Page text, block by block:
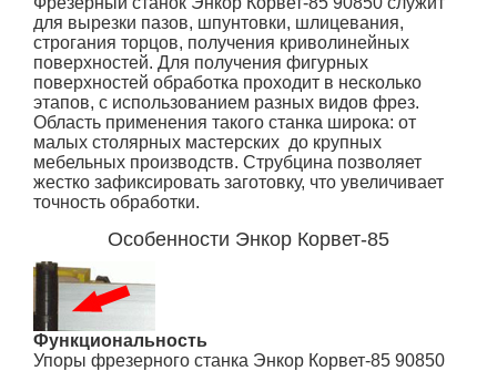
для вырезки пазов, шпунтовки, шлицевания,
строгания торцов, получения криволинейных
поверхностей. Для получения фигурных
поверхностей обработка проходит в несколько
этапов, с использованием разных видов фрез.
Область применения такого станка широка: от
малых столярных мастерских до крупных
мебельных производств. Струбцина позволяет
жестко зафиксировать заготовку, что увеличивает
точность обработки.
Особенности Энкор Корвет-85
Функциональность
Упоры фрезерного станка Энкор Корвет-85 90850